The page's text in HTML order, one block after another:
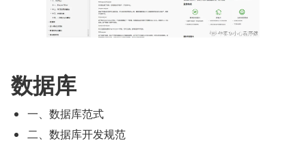
数据库
一、数据库范式
二、数据库开发规范